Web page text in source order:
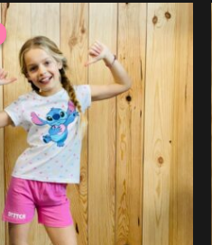
était :
€.
actuel
est :
16.09 €.